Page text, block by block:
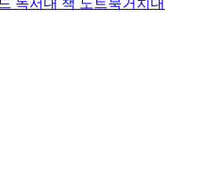
독서대 책 노트북거치대